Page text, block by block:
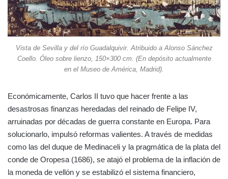
Vista de Sevilla y del río Guadalquivir. Atribuido a Alonso Sánchez
Coello. Óleo sobre lienzo, 150×300 cm. (En depósito actualmente
en el Museo de América, Madrid).
Económicamente, Carlos II tuvo que hacer frente a las
desastrosas finanzas heredadas del reinado de Felipe IV,
arruinadas por décadas de guerra constante en Europa. Para
solucionarlo, impulsó reformas valientes. A través de medidas
como las del duque de Medinaceli y la pragmática de la plata del
conde de Oropesa (1686), se atajó el problema de la inflación de
la moneda de vellón y se estabilizó el sistema financiero,